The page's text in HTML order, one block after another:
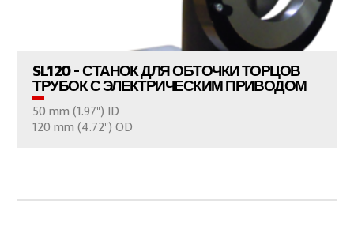
SL120 - СТАНОК ДЛЯ ОБТОЧКИ ТОРЦОВ
ТРУБОК С ЭЛЕКТРИЧЕСКИМ ПРИВОДОМ
50 mm (1.97") ID
120 mm (4.72") OD
ПРОСМОТР ПРОДУКТОВ